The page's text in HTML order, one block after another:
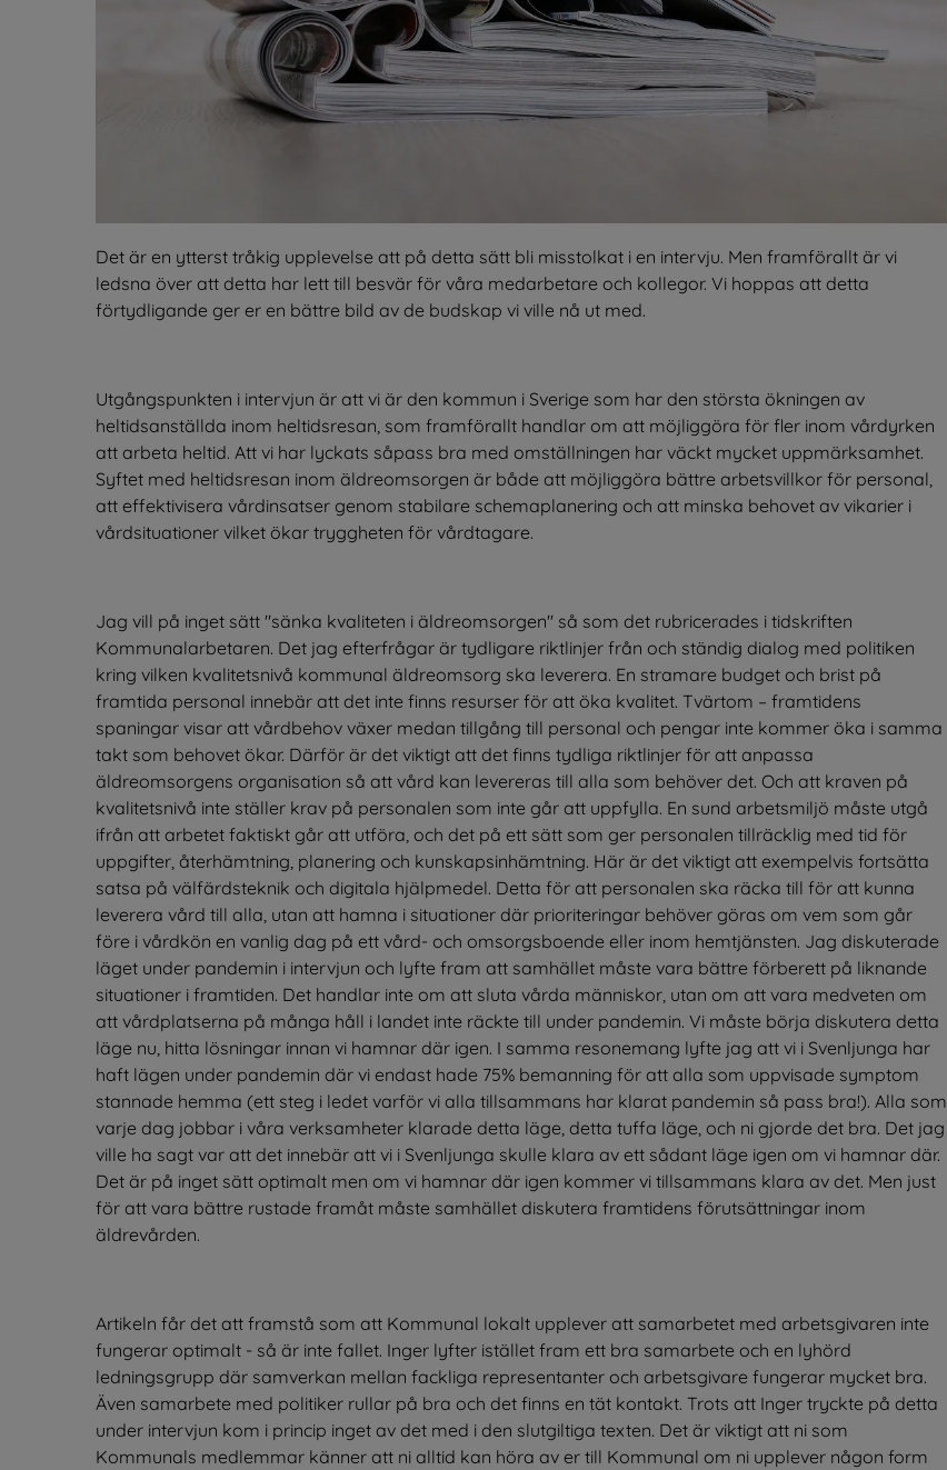
Det är en ytterst tråkig upplevelse att på detta sätt bli misstolkat i en intervju. Men framförallt är vi
ledsna över att detta har lett till besvär för våra medarbetare och kollegor. Vi hoppas att detta
förtydligande ger er en bättre bild av de budskap vi ville nå ut med.
Utgångspunkten i intervjun är att vi är den kommun i Sverige som har den största ökningen av
heltidsanställda inom heltidsresan, som framförallt handlar om att möjliggöra för fler inom vårdyrken
att arbeta heltid. Att vi har lyckats såpass bra med omställningen har väckt mycket uppmärksamhet.
Syftet med heltidsresan inom äldreomsorgen är både att möjliggöra bättre arbetsvillkor för personal,
att effektivisera vårdinsatser genom stabilare schemaplanering och att minska behovet av vikarier i
vårdsituationer vilket ökar tryggheten för vårdtagare.
Jag vill på inget sätt "sänka kvaliteten i äldreomsorgen" så som det rubricerades i tidskriften
Kommunalarbetaren. Det jag efterfrågar är tydligare riktlinjer från och ständig dialog med politiken
kring vilken kvalitetsnivå kommunal äldreomsorg ska leverera. En stramare budget och brist på
framtida personal innebär att det inte finns resurser för att öka kvalitet. Tvärtom – framtidens
spaningar visar att vårdbehov växer medan tillgång till personal och pengar inte kommer öka i samma
takt som behovet ökar. Därför är det viktigt att det finns tydliga riktlinjer för att anpassa
äldreomsorgens organisation så att vård kan levereras till alla som behöver det. Och att kraven på
kvalitetsnivå inte ställer krav på personalen som inte går att uppfylla. En sund arbetsmiljö måste utgå
ifrån att arbetet faktiskt går att utföra, och det på ett sätt som ger personalen tillräcklig med tid för
uppgifter, återhämtning, planering och kunskapsinhämtning. Här är det viktigt att exempelvis fortsätta
satsa på välfärdsteknik och digitala hjälpmedel. Detta för att personalen ska räcka till för att kunna
leverera vård till alla, utan att hamna i situationer där prioriteringar behöver göras om vem som går
före i vårdkön en vanlig dag på ett vård- och omsorgsboende eller inom hemtjänsten. Jag diskuterade
läget under pandemin i intervjun och lyfte fram att samhället måste vara bättre förberett på liknande
situationer i framtiden. Det handlar inte om att sluta vårda människor, utan om att vara medveten om
att vårdplatserna på många håll i landet inte räckte till under pandemin. Vi måste börja diskutera detta
läge nu, hitta lösningar innan vi hamnar där igen. I samma resonemang lyfte jag att vi i Svenljunga har
haft lägen under pandemin där vi endast hade 75% bemanning för att alla som uppvisade symptom
stannade hemma (ett steg i ledet varför vi alla tillsammans har klarat pandemin så pass bra!). Alla som
varje dag jobbar i våra verksamheter klarade detta läge, detta tuffa läge, och ni gjorde det bra. Det jag
ville ha sagt var att det innebär att vi i Svenljunga skulle klara av ett sådant läge igen om vi hamnar där.
Det är på inget sätt optimalt men om vi hamnar där igen kommer vi tillsammans klara av det. Men just
för att vara bättre rustade framåt måste samhället diskutera framtidens förutsättningar inom
äldrevården.
Artikeln får det att framstå som att Kommunal lokalt upplever att samarbetet med arbetsgivaren inte
fungerar optimalt - så är inte fallet. Inger lyfter istället fram ett bra samarbete och en lyhörd
ledningsgrupp där samverkan mellan fackliga representanter och arbetsgivare fungerar mycket bra.
Även samarbete med politiker rullar på bra och det finns en tät kontakt. Trots att Inger tryckte på detta
under intervjun kom i princip inget av det med i den slutgiltiga texten. Det är viktigt att ni som
Kommunals medlemmar känner att ni alltid kan höra av er till Kommunal om ni upplever någon form